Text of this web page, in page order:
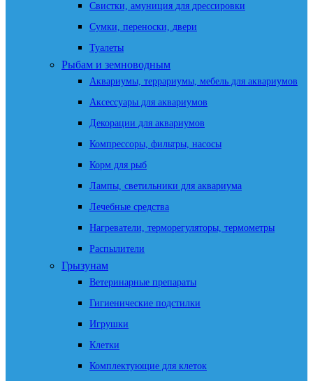
Свистки, амуниция для дрессировки
Сумки, переноски, двери
Туалеты
Рыбам и земноводным
Аквариумы, террариумы, мебель для аквариумов
Аксессуары для аквариумов
Декорации для аквариумов
Компрессоры, фильтры, насосы
Корм для рыб
Лампы, светильники для аквариума
Лечебные средства
Нагреватели, терморегуляторы, термометры
Распылители
Грызунам
Ветеринарные препараты
Гигиенические подстилки
Игрушки
Клетки
Комплектующие для клеток